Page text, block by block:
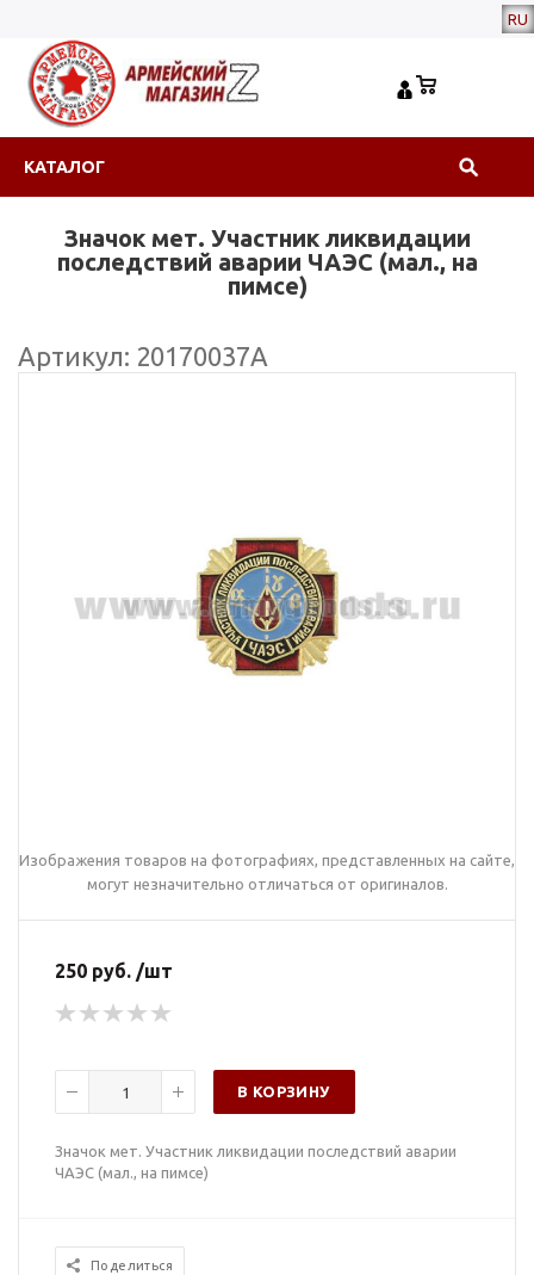
RU
КАТАЛОГ
Значок мет. Участник ликвидации
последствий аварии ЧАЭС (мал., на
пимсе)
Артикул: 20170037А
Изображения товаров на фотографиях, представленных на сайте,
могут незначительно отличаться от оригиналов.
250 руб. /шт
В КОРЗИНУ
Значок мет. Участник ликвидации последствий аварии
ЧАЭС (мал., на пимсе)
Поделиться